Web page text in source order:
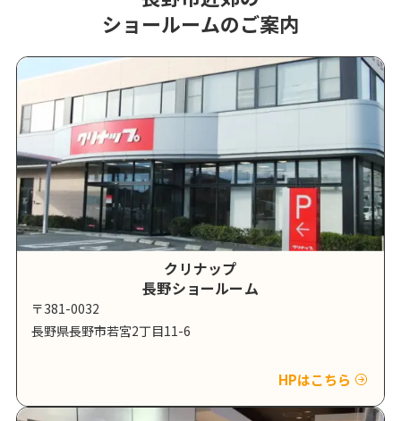
ショールームのご案内
クリナップ
長野ショールーム
〒381-0032
長野県長野市若宮2丁目11-6
HPはこちら